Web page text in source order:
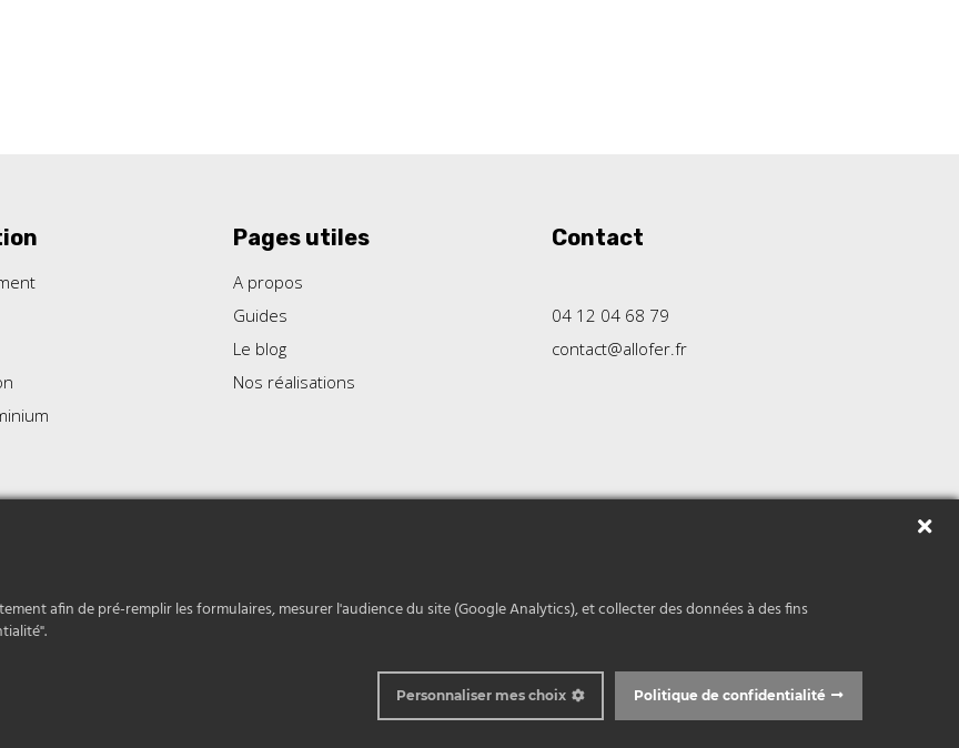
Pages utiles
A propos
Guides
Le blog
Nos réalisations
Contact
04 12 04 68 79
contact@allofer.fr
afin de pré-remplir les formulaires, mesurer l'audience du site (Google Analytics), et collecter des données à des fins
Politique de confidentialité
Personnaliser mes choix